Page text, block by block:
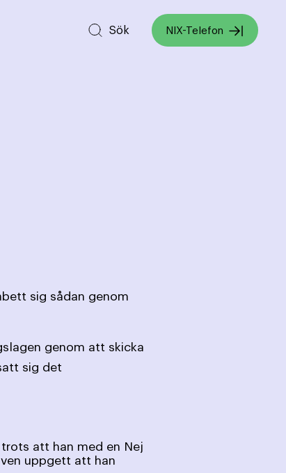
Sök NIX-Telefon
sig sådan genom
genom att skicka
sig det
att han med en Nej
uppgett att han